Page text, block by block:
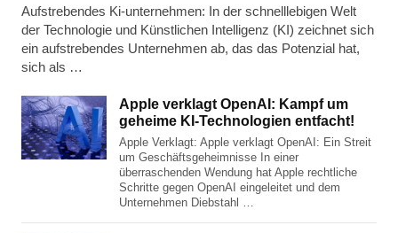
Aufstrebendes Ki-unternehmen: In der schnelllebigen Welt
der Technologie und Künstlichen Intelligenz (KI) zeichnet sich
ein aufstrebendes Unternehmen ab, das das Potenzial hat,
sich als …
Apple verklagt OpenAI: Kampf um
geheime KI-Technologien entfacht!
Apple Verklagt: Apple verklagt OpenAI: Ein Streit
um Geschäftsgeheimnisse In einer
überraschenden Wendung hat Apple rechtliche
Schritte gegen OpenAI eingeleitet und dem
Unternehmen Diebstahl …